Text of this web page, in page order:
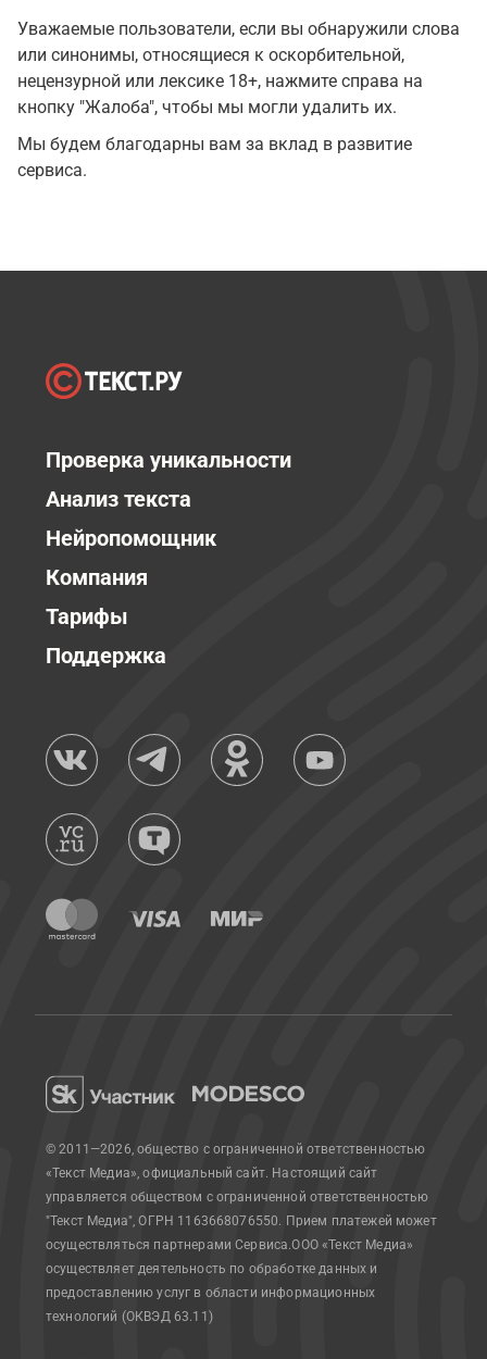
Уважаемые пользователи, если вы обнаружили слова
или синонимы, относящиеся к оскорбительной,
нецензурной или лексике 18+, нажмите справа на
кнопку "Жалоба", чтобы мы могли удалить их.
Мы будем благодарны вам за вклад в развитие
сервиса.
Проверка уникальности
Анализ текста
Нейропомощник
Компания
Тарифы
Поддержка
© 2011—2026, общество с ограниченной ответственностью
«Текст Медиа», официальный сайт. Настоящий сайт
управляется обществом с ограниченной ответственностью
"Текст Медиа", ОГРН 1163668076550. Прием платежей может
осуществляться партнерами Сервиса.ООО «Текст Медиа»
осуществляет деятельность по обработке данных и
предоставлению услуг в области информационных
технологий (ОКВЭД 63.11)